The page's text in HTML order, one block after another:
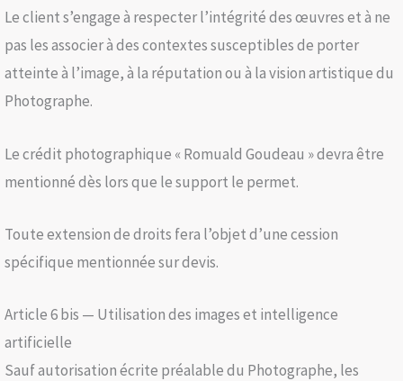
Le client s’engage à respecter l’intégrité des œuvres et à ne
pas les associer à des contextes susceptibles de porter
atteinte à l’image, à la réputation ou à la vision artistique du
Photographe.
Le crédit photographique « Romuald Goudeau » devra être
mentionné dès lors que le support le permet.
Toute extension de droits fera l’objet d’une cession
spécifique mentionnée sur devis.
Article 6 bis — Utilisation des images et intelligence
artificielle
Sauf autorisation écrite préalable du Photographe, les